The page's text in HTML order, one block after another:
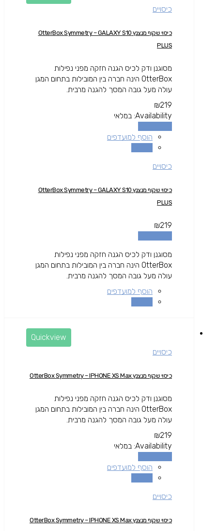
כיסויים
כיסוי שקוף מנצנץ OtterBox Symmetry – GALAXY S10
PLUS
מסוגנן ודק לכיס הגנה חזקה מפני נפילות
OtterBox הינה חברה בין המובילות בתחום המגן
עולה מעל גובה המסך להגנה מרבית.
₪219
Availability: במלאי
הוסף למועדפים
כיסויים
כיסוי שקוף מנצנץ OtterBox Symmetry – GALAXY S10
PLUS
₪219
מסוגנן ודק לכיס הגנה חזקה מפני נפילות
OtterBox הינה חברה בין המובילות בתחום המגן
עולה מעל גובה המסך להגנה מרבית.
הוסף למועדפים
Quickview
כיסויים
כיסוי שקוף מנצנץ OtterBox Symmetry – IPHONE XS Max
מסוגנן ודק לכיס הגנה חזקה מפני נפילות
OtterBox הינה חברה בין המובילות בתחום המגן
עולה מעל גובה המסך להגנה מרבית.
₪219
Availability: במלאי
הוסף למועדפים
כיסויים
כיסוי שקוף מנצנץ OtterBox Symmetry – IPHONE XS Max